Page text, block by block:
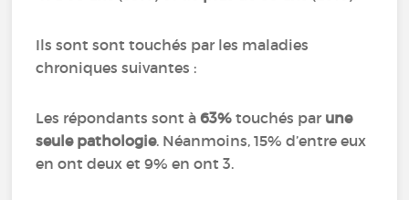
Ils sont sont touchés par les maladies
chroniques suivantes :
Les répondants sont à63% touchés par une
seule pathologie. Néanmoins, 15% d’entre eux
en ont deux et 9% en ont 3.